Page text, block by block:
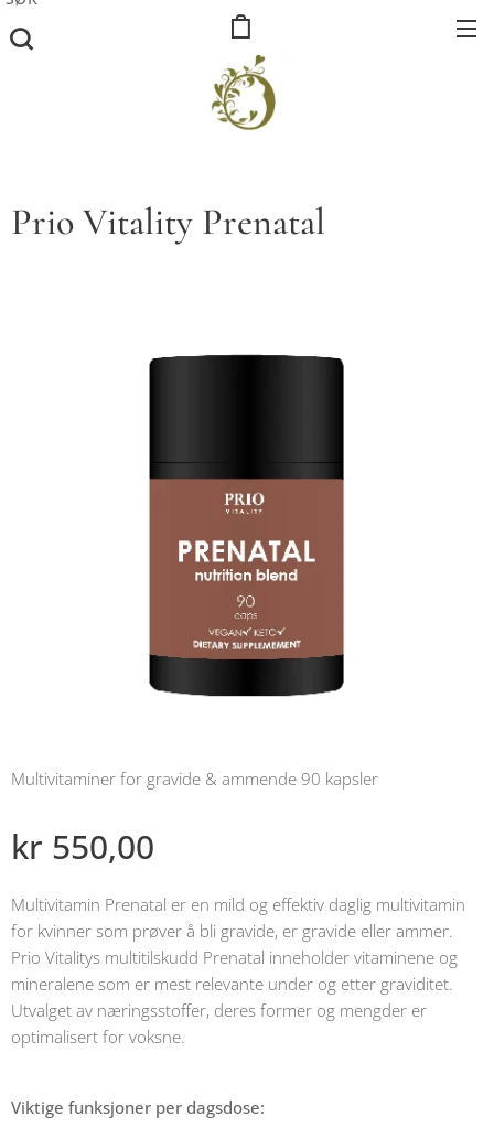
Prio Vitality Prenatal
Multivitaminer for gravide & ammende 90 kapsler
kr 550,00
Multivitamin Prenatal er en mild og effektiv daglig multivitamin
for kvinner som prøver å bli gravide, er gravide eller ammer.
Prio Vitalitys multitilskudd Prenatal inneholder vitaminene og
mineralene som er mest relevante under og etter graviditet.
Utvalget av næringsstoffer, deres former og mengder er
optimalisert for voksne.
Viktige funksjoner per dagsdose: